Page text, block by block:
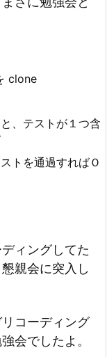
clone
、テストが１つ含
トを通過すればＯ
ィングしてた
親会に突入し
コーディング
会でしたよ。